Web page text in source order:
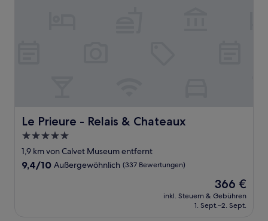
Le Prieure - Relais & Chateaux
Le Prieure - Relais & Chateaux
5.0-
Sterne-
Unterkunft
1,9 km von Calvet Museum entfernt
9.4
9,4/10 Außergewöhnlich (337 Bewertungen)
Der
Preis
beträgt
366 €
inkl. Steuern & Gebühren
1. Sept.–2. Sept.